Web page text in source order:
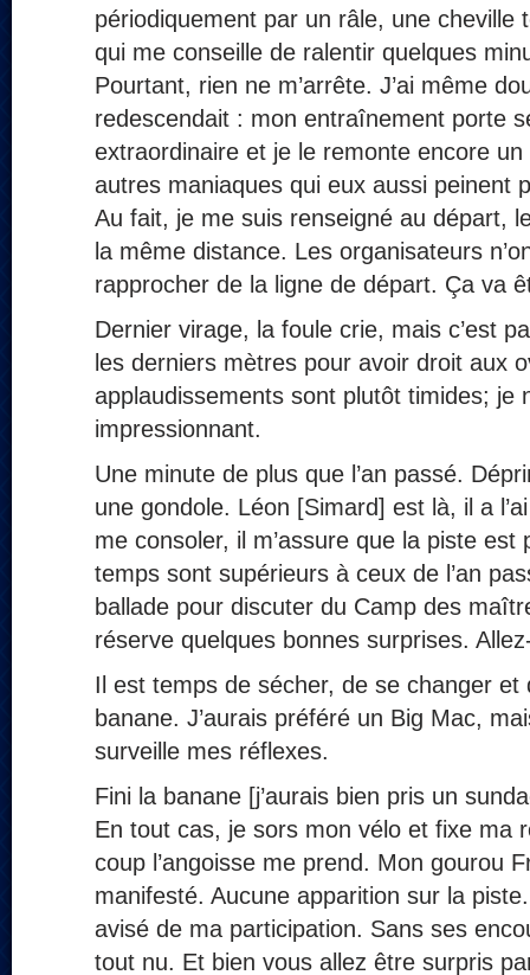
périodiquement par un râle, une cheville
qui me conseille de ralentir quelques
Pourtant, rien ne m’arrête. J’ai même
redescendait : mon entraînement porte
extraordinaire et je le remonte encore
autres maniaques qui eux aussi peinent
Au fait, je me suis renseigné au départ,
la même distance. Les organisateurs
rapprocher de la ligne de départ. Ça va
Dernier virage, la foule crie, mais c’est
les derniers mètres pour avoir droit aux
applaudissements sont plutôt timides; je
impressionnant.
Une minute de plus que l’an passé.
une gondole. Léon [Simard] est là, il a
me consoler, il m’assure que la piste
temps sont supérieurs à ceux de l’an
ballade pour discuter du Camp des
réserve quelques bonnes surprises.
Il est temps de sécher, de se changer et
banane. J’aurais préféré un Big Mac,
surveille mes réflexes.
Fini la banane [j’aurais bien pris un
En tout cas, je sors mon vélo et fixe ma
coup l’angoisse me prend. Mon gourou
manifesté. Aucune apparition sur la
avisé de ma participation. Sans ses
tout nu. Et bien vous allez être surpris